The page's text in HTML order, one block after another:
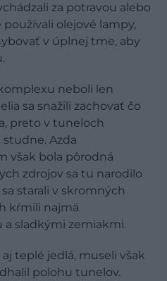
za potravou alebo
olejové lampy,
v úplnej tme, aby
neboli len
sa snažili zachovať čo
preto v tuneloch
Azda
však bola pôrodná
zdrojov sa tu narodilo
starali v skromných
kŕmili najmä
sladkými zemiakmi.
teplé jedlá, museli však
polohu tunelov.